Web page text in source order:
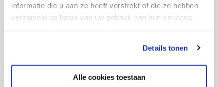
informatie die u aan ze heeft verstrekt of die ze hebben
verzameld op basis van uw gebruik van hun services.
Details tonen
Alle cookies toestaan
(0318) 50 96 00
Van maandag t/m donderdag van 7.30 - 17.00 uur,